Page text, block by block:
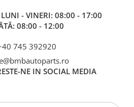
LUNI - VINERI: 08:00 - 17:00
08:00 - 12:00
745 392920
NE IN SOCIAL MEDIA